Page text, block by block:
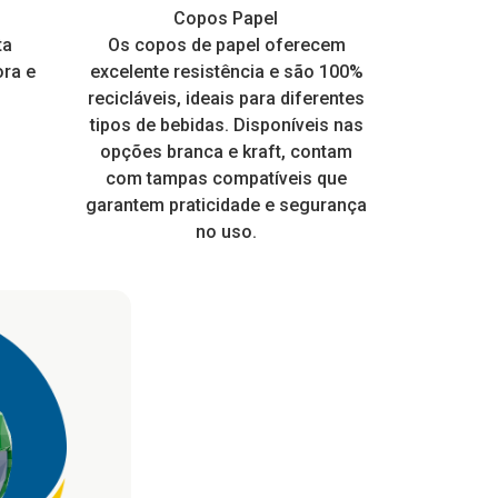
térmico.
Hamburgueiras, marmitas e
frangueira EPS
Personalize para dar um toque
especial nas suas embalagens
EPS.
e
Copos Balada Neon
Perfeito para todo tipo de festa.
Brilha na Luz Negra ou Neon
muito
e
a dia
Copos Papel
Os copos de papel oferecem
excelente resistência e são 100%
recicláveis, ideais para diferentes
tipos de bebidas. Disponíveis nas
opções branca e kraft, contam
com tampas compatíveis que
garantem praticidade e segurança
no uso.